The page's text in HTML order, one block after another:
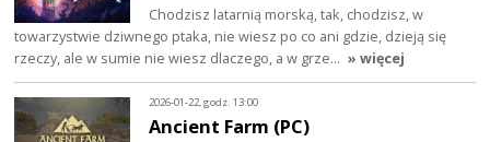
Chodzisz latarnią morską, tak, chodzisz, w
towarzystwie dziwnego ptaka, nie wiesz po co ani gdzie, dzieją się
rzeczy, ale w sumie nie wiesz dlaczego, a w grze… » więcej
2026-01-22, godz. 13:00
Ancient Farm (PC)